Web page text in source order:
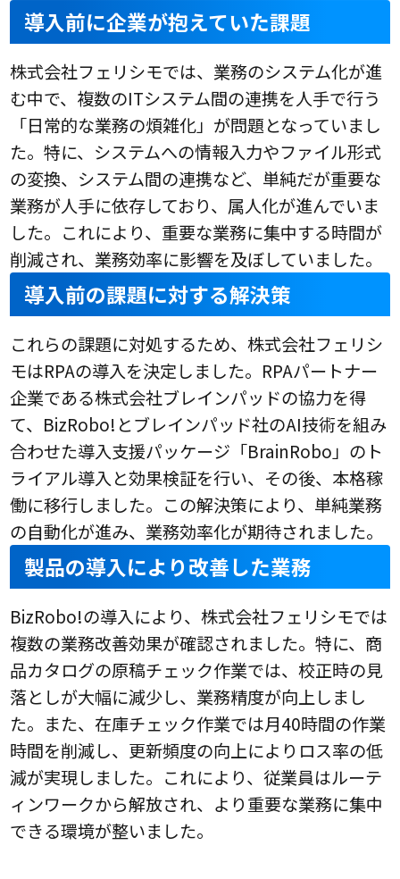
導入前に企業が抱えていた課題
株式会社フェリシモでは、業務のシステム化が進
む中で、複数のITシステム間の連携を人手で行う
「日常的な業務の煩雑化」が問題となっていまし
た。特に、システムへの情報入力やファイル形式
の変換、システム間の連携など、単純だが重要な
業務が人手に依存しており、属人化が進んでいま
した。これにより、重要な業務に集中する時間が
削減され、業務効率に影響を及ぼしていました。
導入前の課題に対する解決策
これらの課題に対処するため、株式会社フェリシ
モはRPAの導入を決定しました。RPAパートナー
企業である株式会社ブレインパッドの協力を得
て、BizRobo!とブレインパッド社のAI技術を組み
合わせた導入支援パッケージ「BrainRobo」のト
ライアル導入と効果検証を行い、その後、本格稼
働に移行しました。この解決策により、単純業務
の自動化が進み、業務効率化が期待されました。
製品の導入により改善した業務
BizRobo!の導入により、株式会社フェリシモでは
複数の業務改善効果が確認されました。特に、商
品カタログの原稿チェック作業では、校正時の見
落としが大幅に減少し、業務精度が向上しまし
た。また、在庫チェック作業では月40時間の作業
時間を削減し、更新頻度の向上によりロス率の低
減が実現しました。これにより、従業員はルーテ
ィンワークから解放され、より重要な業務に集中
できる環境が整いました。